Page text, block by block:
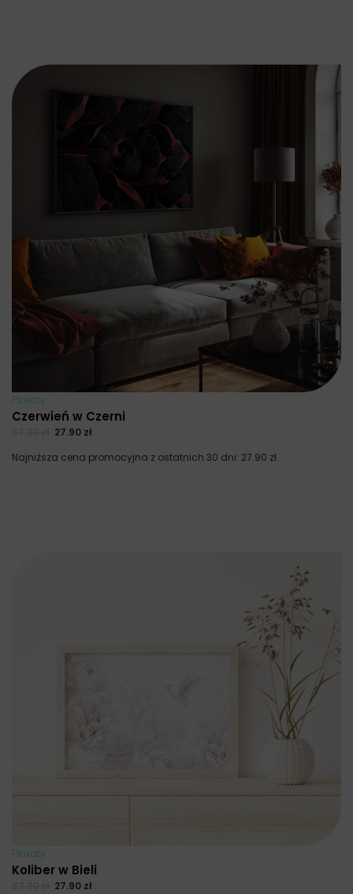
Plakaty
Czerwień w Czerni
27.90 zł
Najniższa cena promocyjna z ostatnich 30 dni: 27.90 zł.
Plakaty
Koliber w Bieli
27.90 zł